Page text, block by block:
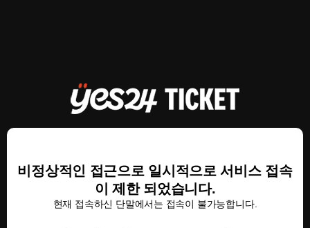
비정상적인 접근으로 일시적으로 서비스 접속
이 제한 되었습니다.
현재 접속하신 단말에서는 접속이 불가능합니다.